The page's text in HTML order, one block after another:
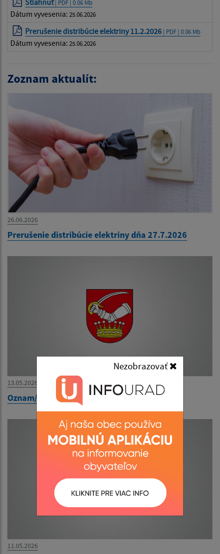
Nezobrazovať
Stiahnuť| PDF | 0.06 Mb
Dátum vyvesenia: 25.06.2026
Prerušenie distribúcie elektriny 11.2.2026 | PDF | 0.06 Mb
Dátum vyvesenia: 25.06.2026
Zoznam aktualít:
26.06.2026
Prerušenie distribúcie elektriny dňa 27.7.2026
13.05.2026
Oznam/Értesítés
11.05.2026